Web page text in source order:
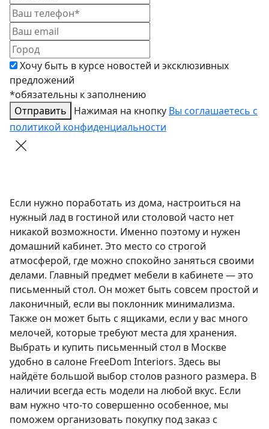
Хочу быть в курсе новостей и эксклюзивных
предложений
*обязательны к заполнению
Отправить
Нажимая на кнопку Вы соглашаетесь с
политикой конфиденциальности
Если нужно поработать из дома, настроиться на
нужный лад в гостиной или столовой часто нет
никакой возможности. Именно поэтому и нужен
домашний кабинет. Это место со строгой
атмосферой, где можно спокойно заняться своими
делами. Главный предмет мебели в кабинете — это
письменный стол. Он может быть совсем простой и
лаконичный, если вы поклонник минимализма.
Также он может быть с ящиками, если у вас много
мелочей, которые требуют места для хранения.
Выбрать и купить письменный стол в Москве
удобно в салоне FreeDom Interiors. Здесь вы
найдёте большой выбор столов разного размера. В
наличии всегда есть модели на любой вкус. Если
вам нужно что-то совершенно особенное, мы
поможем организовать покупку под заказ с